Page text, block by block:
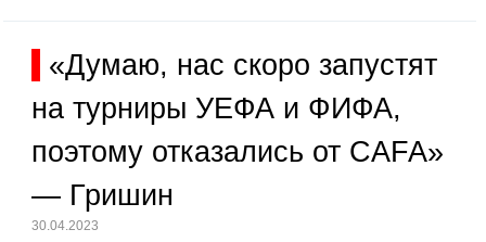
«Думаю, нас скоро запустят
на турниры УЕФА и ФИФА,
поэтому отказались от CAFA»
— Гришин
30.04.2023